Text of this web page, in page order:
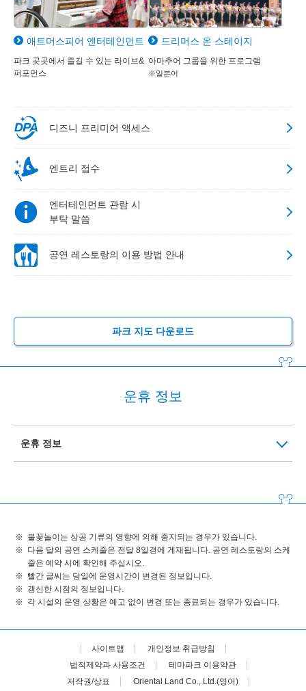
애트머스피어 엔터테인먼트
파크 곳곳에서 즐길 수 있는 라이브&
퍼포먼스
드리머스 온 스테이지
아마추어 그룹을 위한 프로그램
※일본어
디즈니 프리미어 액세스
엔트리 접수
엔터테인먼트 관람 시
부탁 말씀
공연 레스토랑의 이용 방법 안내
파크 지도 다운로드
운휴 정보
운휴 정보
불꽃놀이는 상공 기류의 영향에 의해 중지되는 경우가 있습니다.
다음 달의 공연 스케줄은 전달 8일경에 게재됩니다. 공연 레스토랑의 스케
줄은 예약 시에 확인해 주십시오.
빨간 글씨는 당일에 운영시간이 변경된 정보입니다.
갱신한 시점의 정보입니다.
각 시설의 운영 상황은 예고 없이 변경 또는 종료되는 경우가 있습니다.
사이트맵
개인정보 취급방침
법적제약과 사용조건
테마파크 이용약관
저작권/상표
Oriental Land Co., Ltd.(영어)